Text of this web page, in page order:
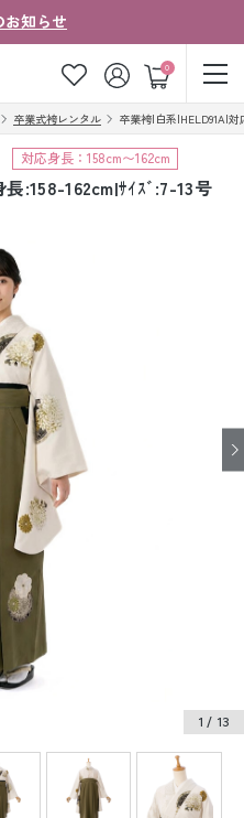
お知らせ
0
ン カート
ご注文の流れ
お客様の声
法人・グループの
お客様はこちら
卒業式袴レンタル 卒業袴|白系|HELD91A|対
対応身長：158cm〜162cm
:158-162cm|ｻｲｽﾞ:7-13号
1 / 13